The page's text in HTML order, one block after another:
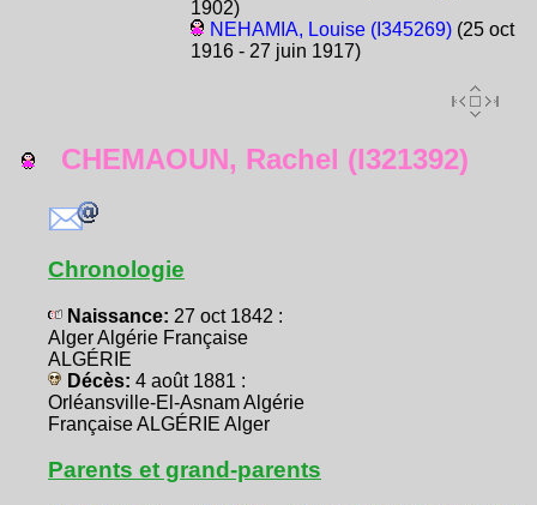
1902)
NEHAMIA, Louise (I345269)(25 oct
1916 - 27 juin 1917)
CHEMAOUN, Rachel (I321392)
Chronologie
Naissance: 27 oct 1842 :
Alger Algérie Française
ALGÉRIE
Décès: 4 août 1881 :
Orléansville-El-Asnam Algérie
Française ALGÉRIE Alger
Parents et grand-parents